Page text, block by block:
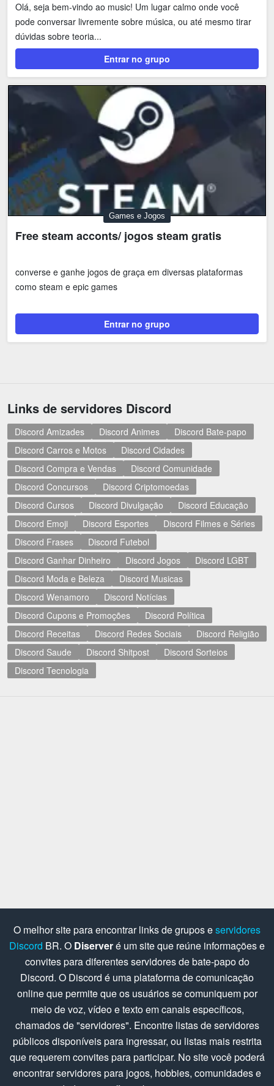
Olá, seja bem-vindo ao music! Um lugar calmo onde você
pode conversar livremente sobre música, ou até mesmo tirar
dúvidas sobre teoria...
Entrar no grupo
Games e Jogos
Free steam acconts/ jogos steam gratis
converse e ganhe jogos de graça em diversas plataformas
como steam e epic games
Entrar no grupo
Links de servidores Discord
Discord Amizades Discord Animes
Discord Bate-papo
Discord Carros e Motos
Discord Cidades
Discord Compra e Vendas
Discord Comunidade
Discord Concursos
Discord Criptomoedas
Discord Cursos
Discord Divulgação
Discord Educação
Discord Emoji
Discord Esportes
Discord Filmes e Séries
Discord Frases
Discord Futebol
Discord Ganhar Dinheiro
Discord Jogos
Discord LGBT
Discord Moda e Beleza
Discord Musicas
Discord Wenamoro
Discord Notícias
Discord Cupons e Promoções
Discord Política
Discord Receitas
Discord Redes Sociais
Discord Religião
Discord Saude
Discord Shitpost
Discord Sorteios
Discord Tecnologia
O melhor site para encontrar links de grupos eservidores
Discord BR. O Diserveré um site que reúne informações e
convites para diferentes servidores de bate-papo do
Discord. O Discord é uma plataforma de comunicação
online que permite que os usuários se comuniquem por
meio de voz, vídeo e texto em canais específicos,
chamados de "servidores". Encontre listas de servidores
públicos disponíveis para ingressar, ou listas mais restrita
que requerem convites para participar. No site você poderá
encontrar servidores para jogos, hobbies, comunidades e